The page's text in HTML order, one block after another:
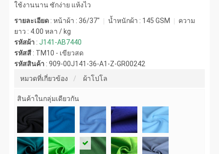
ใช้งานนาน ซักง่าย แห้งไว
รายละเอียด : หน้าผ้า : 36/37" น้ำหนักผ้า : 145 GSM
ความ
ยาว : 4.00 หลา / kg
รหัสผ้า :J141-AB7440
รหัสสี : TM10 - เขียวสด
รหัสสินค้า :909-00J141-36-A1-Z-GR00242
หมวดที่เกี่ยวข้อง
ผ้าโปโล
สินค้าในกลุ่มเดียวกัน